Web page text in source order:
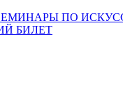
ПО
БИЛЕТ